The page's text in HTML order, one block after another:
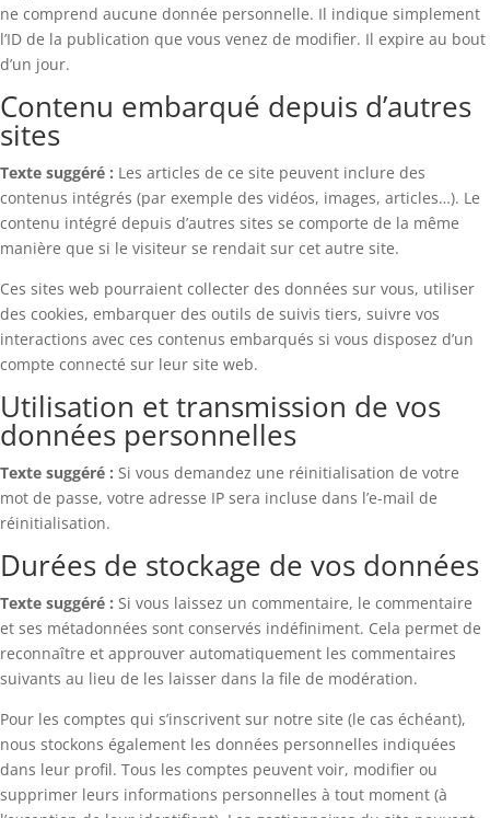
ne comprend aucune donnée personnelle. Il indique simplement
l’ID de la publication que vous venez de modifier. Il expire au bout
d’un jour.
Contenu embarqué depuis d’autres
sites
Texte suggéré : Les articles de ce site peuvent inclure des
contenus intégrés (par exemple des vidéos, images, articles…). Le
contenu intégré depuis d’autres sites se comporte de la même
manière que si le visiteur se rendait sur cet autre site.
Ces sites web pourraient collecter des données sur vous, utiliser
des cookies, embarquer des outils de suivis tiers, suivre vos
interactions avec ces contenus embarqués si vous disposez d’un
compte connecté sur leur site web.
Utilisation et transmission de vos
données personnelles
Texte suggéré : Si vous demandez une réinitialisation de votre
mot de passe, votre adresse IP sera incluse dans l’e-mail de
réinitialisation.
Durées de stockage de vos données
Texte suggéré : Si vous laissez un commentaire, le commentaire
et ses métadonnées sont conservés indéfiniment. Cela permet de
reconnaître et approuver automatiquement les commentaires
suivants au lieu de les laisser dans la file de modération.
Pour les comptes qui s’inscrivent sur notre site (le cas échéant),
nous stockons également les données personnelles indiquées
dans leur profil. Tous les comptes peuvent voir, modifier ou
supprimer leurs informations personnelles à tout moment (à